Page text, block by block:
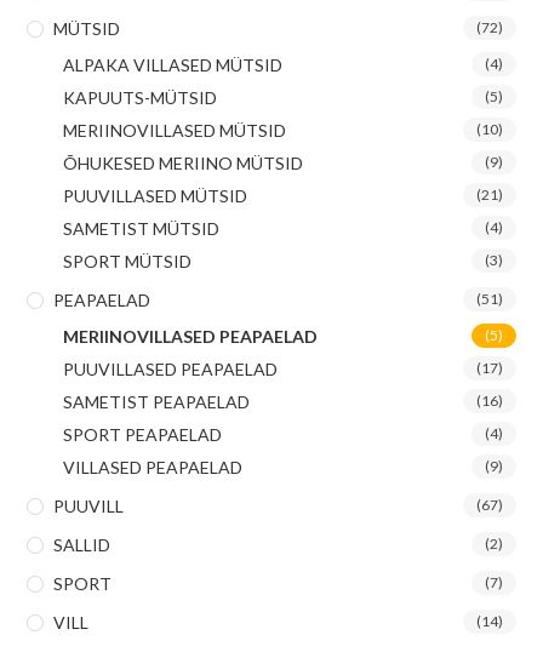
MÜTSID (72)
ALPAKA VILLASED MÜTSID (4)
KAPUUTS-MÜTSID (5)
MERIINOVILLASED MÜTSID (10)
ÕHUKESED MERIINO MÜTSID (9)
PUUVILLASED MÜTSID (21)
SAMETIST MÜTSID (4)
SPORT MÜTSID (3)
PEAPAELAD (51)
MERIINOVILLASED PEAPAELAD (5)
PUUVILLASED PEAPAELAD (17)
SAMETIST PEAPAELAD (16)
SPORT PEAPAELAD (4)
VILLASED PEAPAELAD (9)
PUUVILL (67)
SALLID (2)
SPORT (7)
VILL (14)